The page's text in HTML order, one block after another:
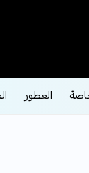
العطور